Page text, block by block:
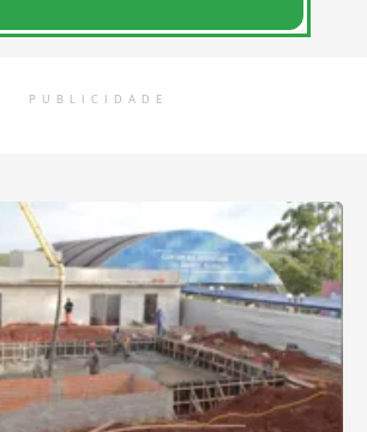
PUBLICIDADE